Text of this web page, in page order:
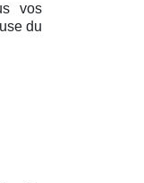
vos
du